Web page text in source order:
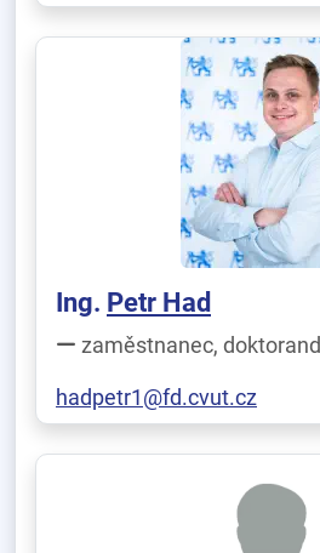
Ing. Petr Had
zaměstnanec, doktorand
hadpetr1@fd.cvut.cz